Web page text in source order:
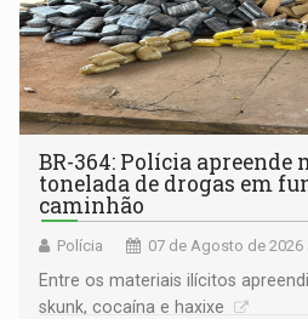
BR-364: Polícia apreende
tonelada de drogas em
caminhão
Polícia 07 de Agosto de 2026
Entre os materiais ilícitos
skunk, cocaína e haxixe